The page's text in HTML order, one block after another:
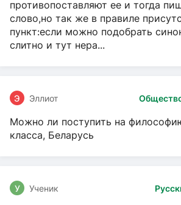
противопоставляют ее и тогда
слово,но так же в правиле
пункт:если можно подобрать
слитно и тут нера...
Э Эллиот
Можно ли поступить на
класса, Беларусь
У Ученик